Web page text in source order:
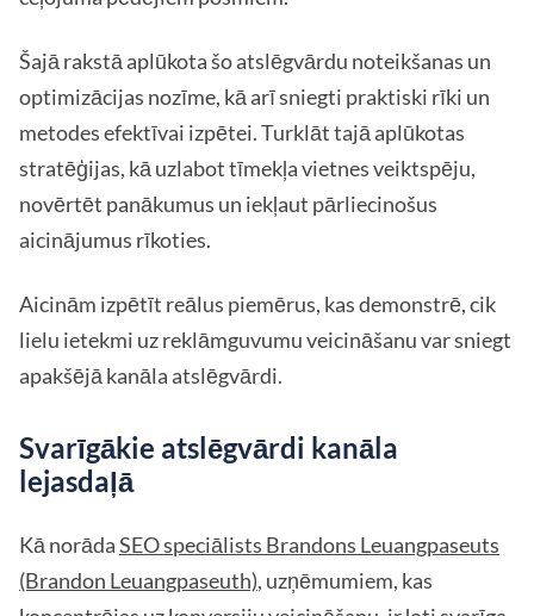
Šajā rakstā aplūkota šo atslēgvārdu noteikšanas un
optimizācijas nozīme, kā arī sniegti praktiski rīki un
metodes efektīvai izpētei. Turklāt tajā aplūkotas
stratēģijas, kā uzlabot tīmekļa vietnes veiktspēju,
novērtēt panākumus un iekļaut pārliecinošus
aicinājumus rīkoties.
Aicinām izpētīt reālus piemērus, kas demonstrē, cik
lielu ietekmi uz reklāmguvumu veicināšanu var sniegt
apakšējā kanāla atslēgvārdi.
Svarīgākie atslēgvārdi kanāla
lejasdaļā
Kā norādaSEO speciālists Brandons Leuangpaseuts
(Brandon Leuangpaseuth), uzņēmumiem, kas